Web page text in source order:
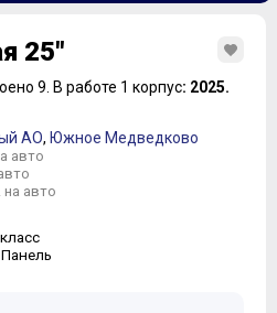
25"
9. В работе 1 корпус: 2025.
АО, Южное Медведково
авто
на авто